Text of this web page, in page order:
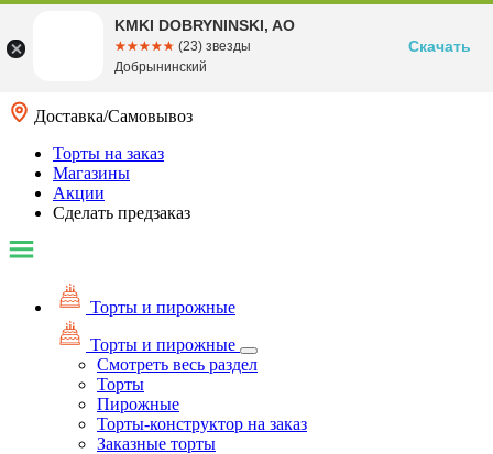
Доставка/Самовывоз
Торты на заказ
Магазины
Акции
Сделать предзаказ
Торты и пирожные
Торты и пирожные
Смотреть весь раздел
Торты
Пирожные
Торты-конструктор на заказ
Заказные торты
KMKI DOBRYNINSKI, AO
☆☆☆☆☆
★★★★★ (23) звезды
Добрынинский
Скачать